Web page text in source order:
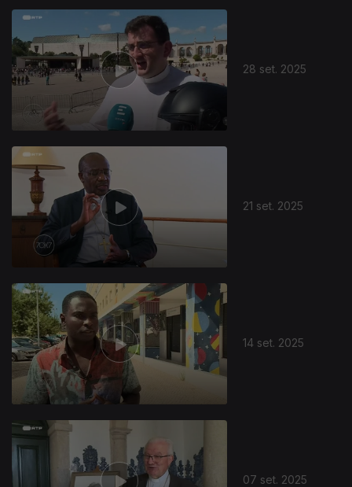
28 set. 2025
21 set. 2025
14 set. 2025
07 set. 2025
873867